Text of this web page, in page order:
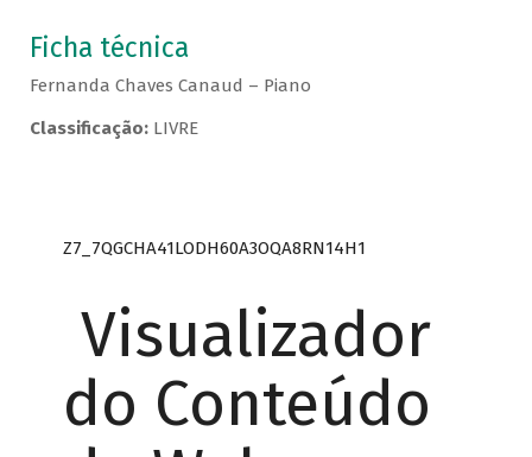
Ficha técnica
Fernanda Chaves Canaud – Piano
Classificação:LIVRE
Z7_7QGCHA41LODH60A3OQA8RN14H1
Visualizador
do Conteúdo